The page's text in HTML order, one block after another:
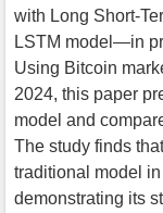
with Long Short-
LSTM model—in
Using Bitcoin
2024, this paper
model and
The study finds
traditional model
demonstrating its